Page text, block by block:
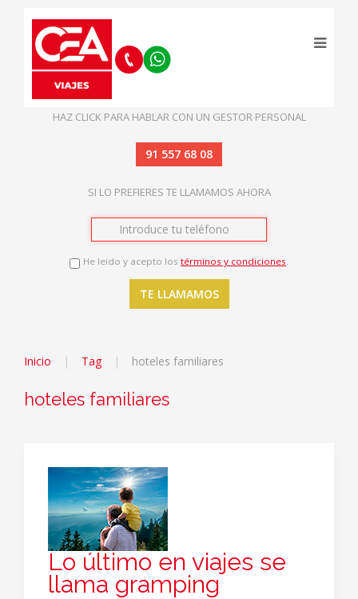
HAZ CLICK PARA HABLAR CON UN GESTOR PERSONAL
91 557 68 08
SI LO PREFIERES TE LLAMAMOS AHORA
He leido y acepto los términos y condiciones.
Inicio Tag hoteles familiares
hoteles familiares
Lo último en viajes se
llama gramping